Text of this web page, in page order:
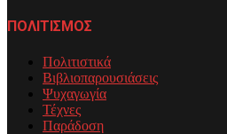
ΠΟΛΙΤΙΣΜΟΣ
Πολιτιστικά
Βιβλιοπαρουσιάσεις
Ψυχαγωγία
Τέχνες
Παράδοση